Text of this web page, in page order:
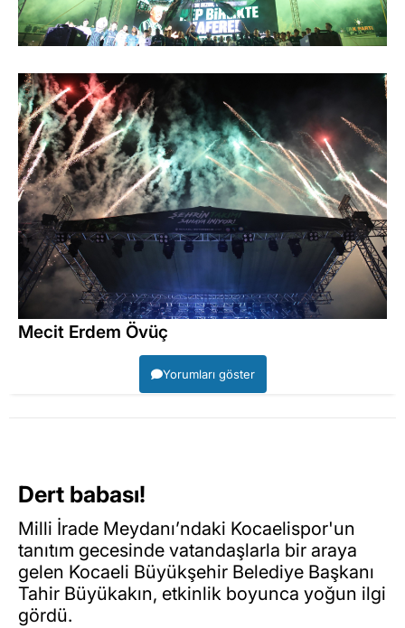
Mecit Erdem Övüç
Yorumları göster
Dert babası!
Milli İrade Meydanı’ndaki Kocaelispor'un
tanıtım gecesinde vatandaşlarla bir araya
gelen Kocaeli Büyükşehir Belediye Başkanı
Tahir Büyükakın, etkinlik boyunca yoğun ilgi
gördü.